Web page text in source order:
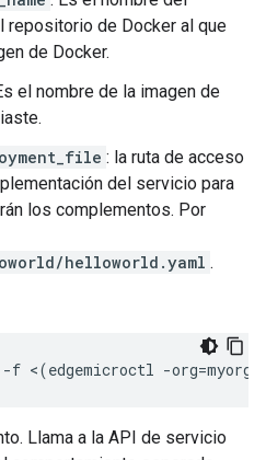
repositorio de Docker al que
de Docker.
el nombre de la imagen de
: la ruta de acceso
del servicio para
los complementos. Por
helloworld.yaml .
<(edgemicroctl -org=myorg -
Llama a la API de servicio